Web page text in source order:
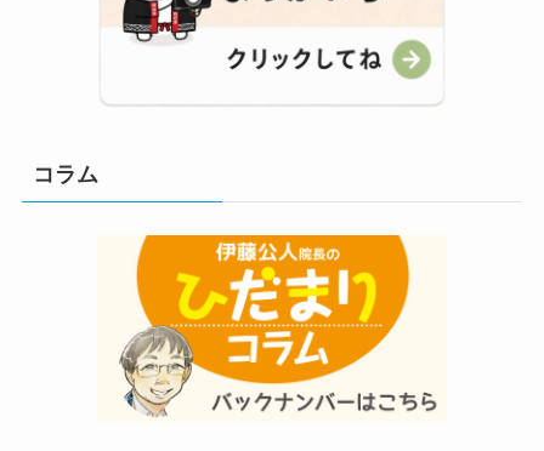
コラム